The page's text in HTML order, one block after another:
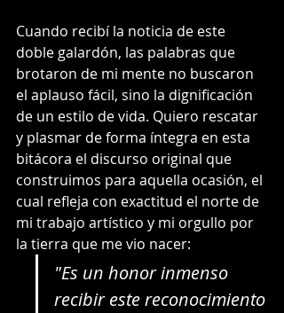
Cuando recibí la noticia de este
doble galardón, las palabras que
brotaron de mi mente no buscaron
el aplauso fácil, sino la dignificación
de un estilo de vida. Quiero rescatar
y plasmar de forma íntegra en esta
bitácora el discurso original que
construimos para aquella ocasión, el
cual refleja con exactitud el norte de
mi trabajo artístico y mi orgullo por
la tierra que me vio nacer:
"Es un honor inmenso
recibir este reconocimiento